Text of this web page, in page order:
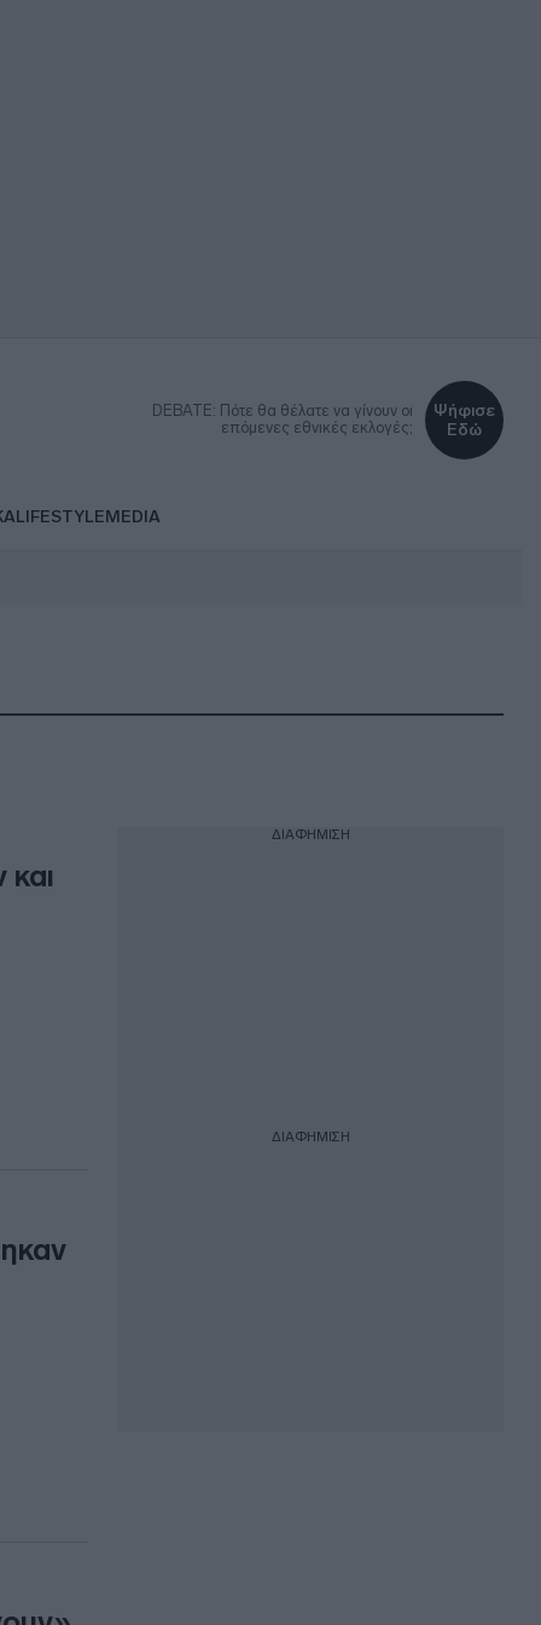
DEBATE: Πότε θα θέλατε να γίνουν οι
επόμενες εθνικές εκλογές;
Ψήφισε
Εδώ
LIFESTYLEMEDIA
ΔΙΑΦΗΜΙΣΗ
ΔΙΑΦΗΜΙΣΗ